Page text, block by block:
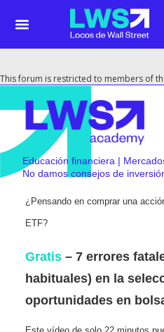
This forum is restricted to members of
Educación financiera |
No damos consejos de
¿Pensando en comprar una
ETF?
Gratis – 7 errores
habituales) en la
oportunidades en